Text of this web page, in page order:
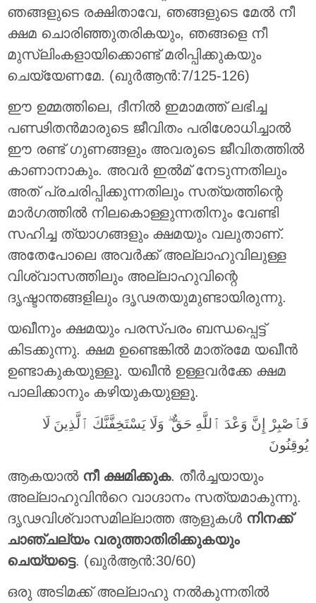
ഞങ്ങളുടെ രക്ഷിതാവേ, ഞങ്ങളുടെ മേല്‍ നീ
ക്ഷമ ചൊരിഞ്ഞുതരികയും, ഞങ്ങളെ നീ
മുസ്ലിംകളായിക്കൊണ്ട് മരിപ്പിക്കുകയും
ചെയ്യേണമേ. (ഖുർആൻ:7/125-126)
ഈ ഉമ്മത്തിലെ, ദീനിൽ ഇമാമത്ത് ലഭിച്ച
പണ്ഢിതൻമാരുടെ ജീവിതം പരിശോധിച്ചാൽ
ഈ രണ്ട് ഗുണങ്ങളും അവരുടെ ജീവിതത്തിൽ
കാണാനാകും. അവര്‍ ഇൽമ് നേടുന്നതിലും
അത് പ്രചരിപ്പിക്കുന്നതിലും സത്യത്തിന്റെ
മാര്‍ഗത്തിൽ നിലകൊള്ളുന്നതിനും വേണ്ടി
സഹിച്ച ത്യാഗങ്ങളും ക്ഷമയും വലുതാണ്.
അതേപോലെ അവര്‍ക്ക് അല്ലാഹുവിലുള്ള
വിശ്വാസത്തിലും അല്ലാഹുവിന്റെ
ദൃഷ്ടാന്തങ്ങളിലും ദൃഢതയുമുണ്ടായിരുന്നു.
യഖീനും ക്ഷമയും പരസ്പരം ബന്ധപ്പെട്ട്
കിടക്കുന്നു. ക്ഷമ ഉണ്ടെങ്കിൽ മാത്രമേ യഖീൻ
ഉണ്ടാകുകയുള്ളൂ. യഖീൻ ഉള്ളവര്‍ക്കേ ക്ഷമ
പാലിക്കാനും കഴിയുകയുള്ളൂ.
فَٱصْبِرْ إِنَّ وَعْدَ ٱللَّهِ حَقٌّ ۖ وَلَا يَسْتَخِفَّنَّكَ ٱلَّذِينَ لَا
يُوقِنُونَ
ആകയാല്‍ നീ ക്ഷമിക്കുക. തീര്‍ച്ചയായും
അല്ലാഹുവിന്‍റെ വാഗ്ദാനം സത്യമാകുന്നു.
ദൃഢവിശ്വാസമില്ലാത്ത ആളുകള്‍ നിനക്ക്
ചാഞ്ചല്യം വരുത്താതിരിക്കുകയും
ചെയ്യട്ടെ. (ഖുർആൻ:30/60)
ഒരു അടിമക്ക് അല്ലാഹു നൽകുന്നതിൽ